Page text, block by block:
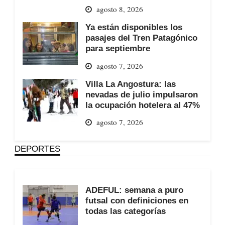
agosto 8, 2026
Ya están disponibles los
pasajes del Tren Patagónico
para septiembre
agosto 7, 2026
Villa La Angostura: las
nevadas de julio impulsaron
la ocupación hotelera al 47%
agosto 7, 2026
DEPORTES
ADEFUL: semana a puro
futsal con definiciones en
todas las categorías